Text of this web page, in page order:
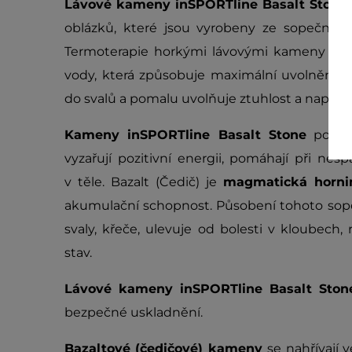
Lávové kameny inSPORTline Basalt Stone
oblázků, které jsou vyrobeny ze sopečné
Termoterapie horkými lávovými kameny
vody, která způsobuje maximální uvolnění.
do svalů a pomalu uvolňuje ztuhlost a napětí.
Kameny inSPORTline Basalt Stone
vyzařují pozitivní energii, pomáhají při
v těle. Bazalt (Čedič) je magmatická
akumulační schopnost. Působení tohoto
svaly, křeče, ulevuje od bolesti v
stav.
Lávové kameny inSPORTline Basalt
bezpečné uskladnění.
Bazaltové (čedičové) kamenyse nahřívají